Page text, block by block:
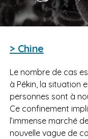
> Chine
Le nombre de cas
à Pékin, la situation
personnes sont à
Ce confinement
l’immense marché
nouvelle vague de